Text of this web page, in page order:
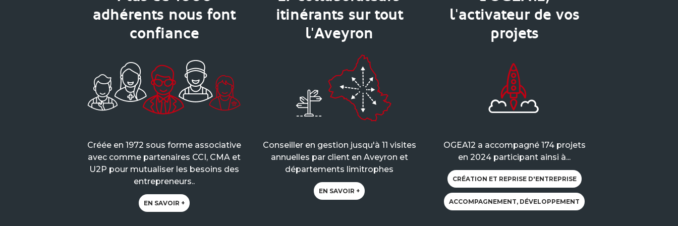
adhérents nous font
confiance
Créée en 1972 sous forme associative
avec comme partenaires CCI, CMA et
U2P pour mutualiser les besoins des
entrepreneurs..
EN SAVOIR +
itinérants sur tout
l'Aveyron
Conseiller en gestion jusqu'à 11 visites
annuelles par client en Aveyron et
départements limitrophes
EN SAVOIR +
l'activateur de vos
projets
OGEA12 a accompagné 174 projets
en 2024 participant ainsi à...
CRÉATION ET REPRISE D'ENTREPRISE
ACCOMPAGNEMENT, DÉVELOPPEMENT